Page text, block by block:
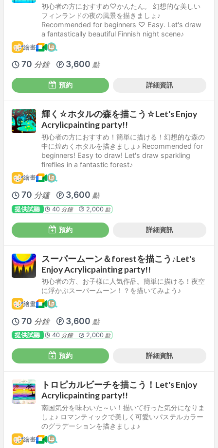
初心者の方におすすめ♡かんたん。 幻想的な美しい
フィンランドの夜の風景を描きましょ♪
Recommended for beginners ♡ Easy. Let's draw
a fantastically beautiful Finnish night scene♪
繪畫
70 分鐘 3,600 點
預約 詳細資訊
輝く☆ホタルの森を描こう☆Let's Enjoy
Acrylicpainting party!!
初心者の方におすすめ！簡単に描ける！幻想的な森の
中に煌めくホタルを描きましょ♪ Recommended for
beginners! Easy to draw! Let's draw sparkling
fireflies in a fantastic forest♪
繪畫
70 分鐘 3,600 點
提供試聽 40 分鐘 2,000點
預約 詳細資訊
スーパームーン＆forestを描こう♪Let's
Enjoy Acrylicpainting party!!
初心者の方、お子様に人気作品。簡単に描ける！夜空
に浮かぶスーパームーン！？を描いてみよう♪
繪畫
70 分鐘 3,600 點
提供試聽 40 分鐘 2,000點
預約 詳細資訊
トロピカルビーチを描こう！Let's Enjoy
Acrylicpainting party!!
南国気分を味わいた～い！描いて行った気分になりま
しょ♪ ロマンティックで美しく可愛いパステルカラー
のグラデーションを描きましょ♪
繪畫